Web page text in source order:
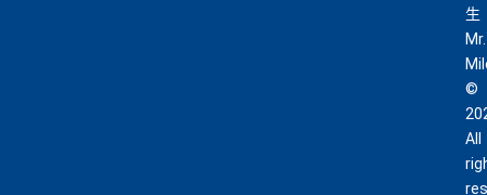
生
Mr.
©
All